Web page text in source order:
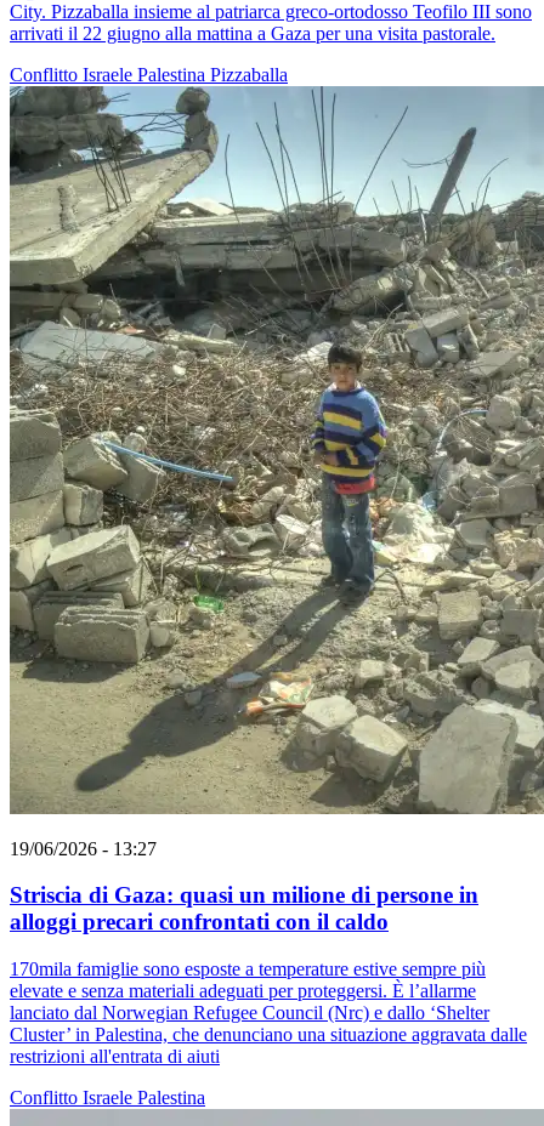
City. Pizzaballa insieme al patriarca greco-ortodosso Teofilo III sono
arrivati il 22 giugno alla mattina a Gaza per una visita pastorale.
Conflitto Israele Palestina Pizzaballa
19/06/2026 - 13:27
Striscia di Gaza: quasi un milione di persone in
alloggi precari confrontati con il caldo
170mila famiglie sono esposte a temperature estive sempre più
elevate e senza materiali adeguati per proteggersi. È l’allarme
lanciato dal Norwegian Refugee Council (Nrc) e dallo ‘Shelter
Cluster’ in Palestina, che denunciano una situazione aggravata dalle
restrizioni all'entrata di aiuti
Conflitto Israele Palestina